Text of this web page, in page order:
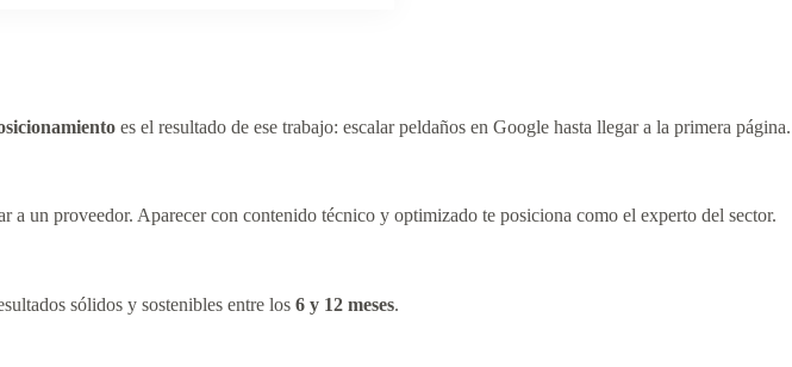
es el resultado de ese trabajo: escalar peldaños en Google hasta llegar a la primera página.
un proveedor. Aparecer con contenido técnico y optimizado te posiciona como el experto del sector.
sólidos y sostenibles entre los 6 y 12 meses.